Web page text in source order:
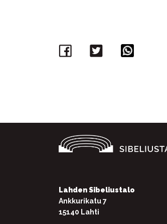
Facebook
Twitter
Lahden Sibeliustalo
Ankkurikatu 7
15140 Lahti